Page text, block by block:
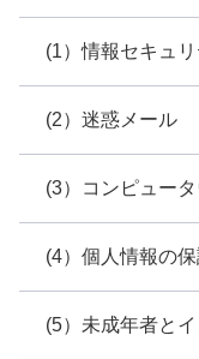
(1）情報セキュ
(2）迷惑メール
(3）コンピュー
(4）個人情報の
(5）未成年者と